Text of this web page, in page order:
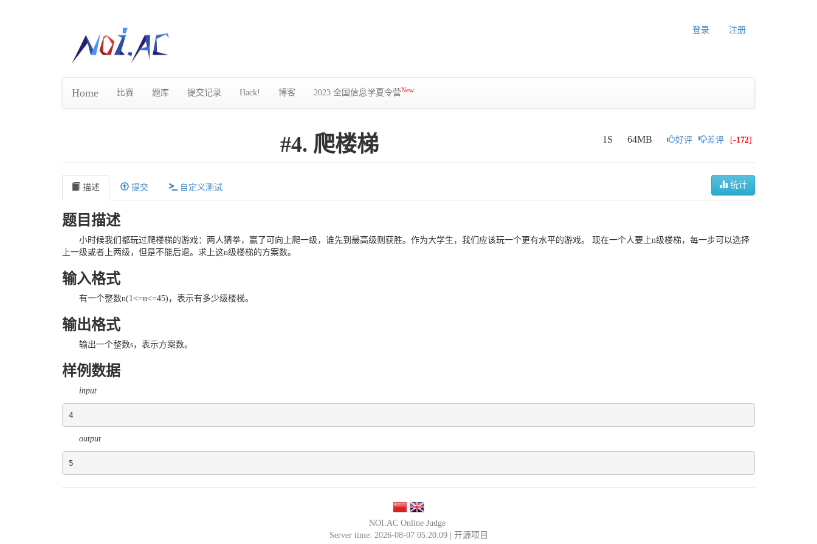
登录 注册
Home 比赛 题库 提交记录 Hack! 博客 2023 全国信息学夏令营New
1S 64MB 好评 差评 [-172]
#4. 爬楼梯
统计
描述 提交 自定义测试
题目描述
小时候我们都玩过爬楼梯的游戏：两人猜拳，赢了可向上爬一级，谁先到最高级则获胜。作为大学生，我们应该玩一个更有水平的游戏。 现在一个人要上n级楼梯，每一步可以选择
上一级或者上两级，但是不能后退。求上这n级楼梯的方案数。
输入格式
有一个整数n(1<=n<=45)，表示有多少级楼梯。
输出格式
输出一个整数s，表示方案数。
样例数据
input
4
output
5
NOI.AC Online Judge
Server time: 2026-08-07 05:20:09 | 开源项目